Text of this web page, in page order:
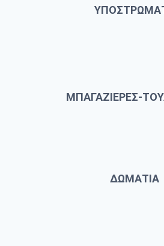
ΜΠΑΓΑΖΙΕΡΕΣ-
ΔΩΜΑΤΙΑ